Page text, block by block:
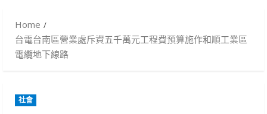
Home
台電台南區營業處斥資五千萬元工程費預算施作和順工業區
電纜地下線路
社會